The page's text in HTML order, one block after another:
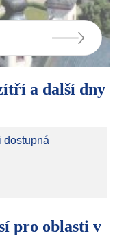
a další dny
dostupná
pro oblasti v